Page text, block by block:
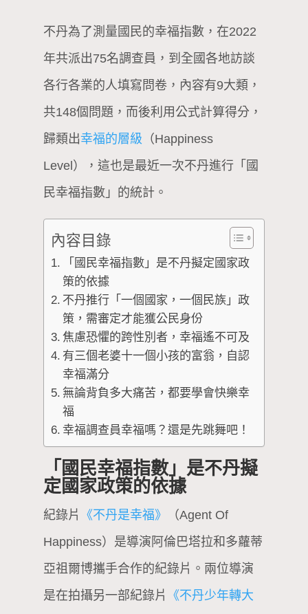
不丹為了測量國民的幸福指數，在2022
年共派出75名調查員，到全國各地訪談
各行各業的人填寫問卷，內容有9大類，
共148個問題，而後利用公式計算得分，
歸類出幸福的層級 （Happiness
Level），這也是最近一次不丹進行「國
民幸福指數」的統計。
內容目錄
「國民幸福指數」是不丹擬定國家政
策的依據
不丹推行「一個國家，一個民族」政
策，需審定才能獲公民身份
焦慮恐懼的跨性別者，幸福遙不可及
有三個老婆十一個小孩的富翁，自認
幸福滿分
無論背負多大痛苦，都要學會快樂幸
福
幸福調查員幸福嗎？還是先跳舞吧！
「國民幸福指數」是不丹擬
定國家政策的依據
紀錄片 《不丹是幸福》
（Agent Of
Happiness）是導演阿倫巴塔拉和多蘿蒂
亞祖爾博攜手合作的紀錄片。兩位導演
是在拍攝另一部紀錄片
《不丹少年轉大